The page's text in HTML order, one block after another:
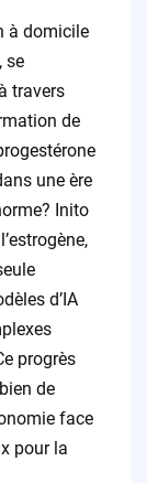
à domicile
se
travers
de
une ère
Inito
d’IA
progrès
de
face
pour la